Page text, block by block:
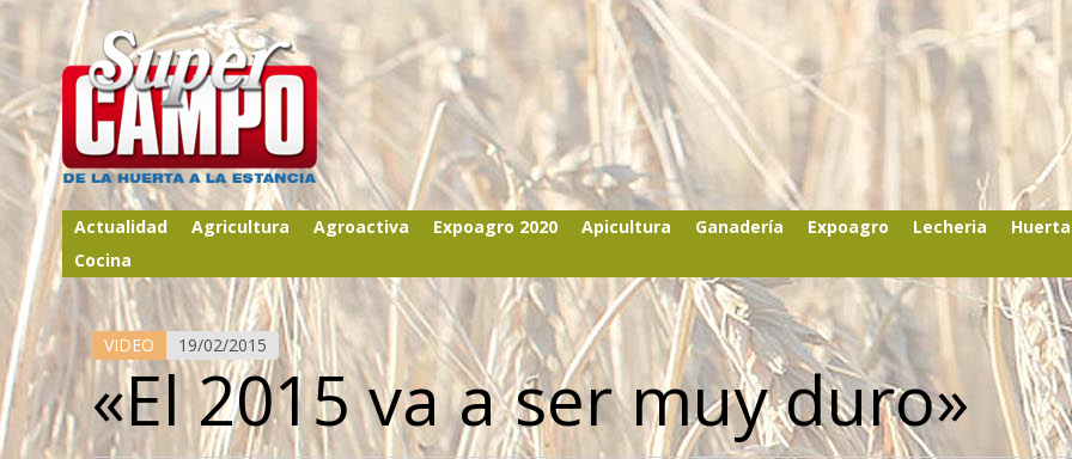
Actualidad Agricultura Agroactiva Expoagro 2020 Apicultura Ganadería Expoagro Lecheria
Cocina
VIDEO 19/02/2015
«El 2015 va a ser muy duro»